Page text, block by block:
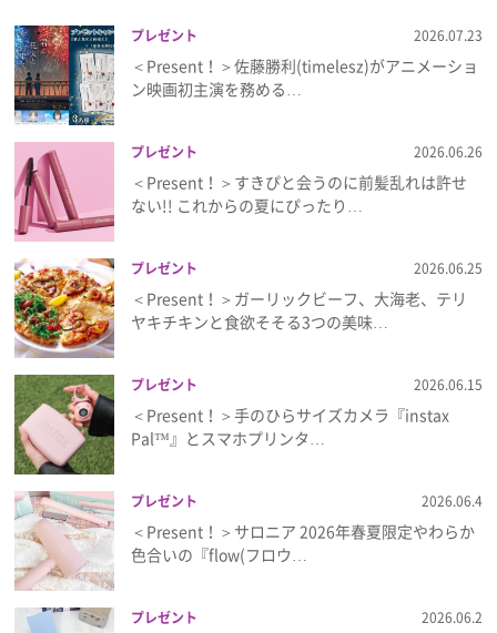
プレゼント 2026.07.23
＜Present！＞佐藤勝利(timelesz)がアニメーショ
ン映画初主演を務める…
プレゼント 2026.06.26
＜Present！＞すきぴと会うのに前髪乱れは許せ
ない!! これからの夏にぴったり…
プレゼント 2026.06.25
＜Present！＞ガーリックビーフ、大海老、テリ
ヤキチキンと食欲そそる3つの美味…
プレゼント 2026.06.15
＜Present！＞手のひらサイズカメラ『instax
Pal™』とスマホプリンタ…
プレゼント 2026.06.4
＜Present！＞サロニア 2026年春夏限定やわらか
色合いの『flow(フロウ…
プレゼント 2026.06.2